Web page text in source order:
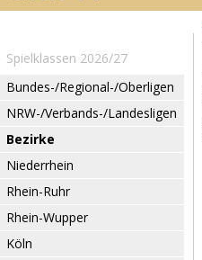
Spielklassen 2026/27
Bundes-/Regional-/Oberligen
NRW-/Verbands-/Landesligen
Bezirke
Niederrhein
Rhein-Ruhr
Rhein-Wupper
Köln